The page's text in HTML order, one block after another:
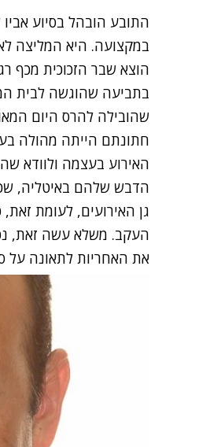
התובע הובהל בסיוע
במקצועה. היא המליצה
הוצא שבר הזכוכית מכף
בתביעה שהוגשה לבית
שהובילה להרס היום
חתונתם הייתה מהולה
האירוע בעצמה ולוודא
הדבש שלהם באיטליה,
גן האירועים, לעומת
העקב. משלא עשה זאת,
את האחריות לתאונה על